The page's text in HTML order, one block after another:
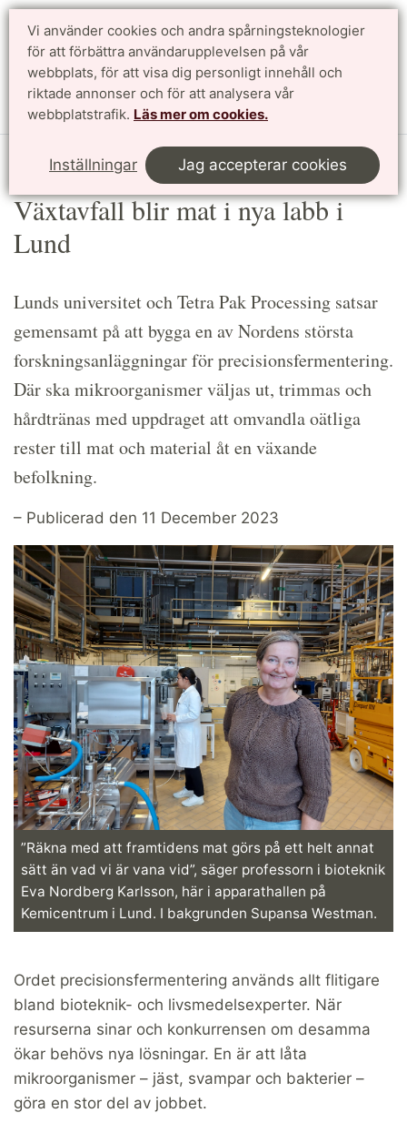
Vi använder cookies och andra spårningsteknologier
för att förbättra användarupplevelsen på vår
webbplats, för att visa dig personligt innehåll och
riktade annonser och för att analysera vår
webbplatstrafik. Läs mer om cookies.
Inställningar Jag accepterar cookies
Sök
Växtavfall blir mat i nya labb i
Lund
Lunds universitet och Tetra Pak Processing satsar
gemensamt på att bygga en av Nordens största
forskningsanläggningar för precisionsfermentering.
Där ska mikroorganismer väljas ut, trimmas och
hårdtränas med uppdraget att omvandla oätliga
rester till mat och material åt en växande
befolkning.
– Publicerad den 11 December 2023
”Räkna med att framtidens mat görs på ett helt annat
sätt än vad vi är vana vid”, säger professorn i bioteknik
Eva Nordberg Karlsson, här i apparathallen på
Kemicentrum i Lund. I bakgrunden Supansa Westman.
Ordet precisionsfermentering används allt flitigare
bland bioteknik- och livsmedelsexperter. När
resurserna sinar och konkurrensen om desamma
ökar behövs nya lösningar. En är att låta
mikroorganismer – jäst, svampar och bakterier –
göra en stor del av jobbet.